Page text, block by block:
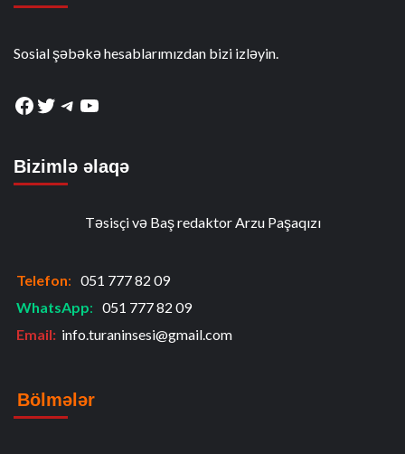
Sosial şəbəkə hesablarımızdan bizi izləyin.
Facebook
Twitter
Telegram
YouTube
Bizimlə əlaqə
Təsisçi və Baş redaktor Arzu Paşaqızı
Telefon: 051 777 82 09
WhatsApp: 051 777 82 09
Email: info.turaninsesi@gmail.com
Bölmələr